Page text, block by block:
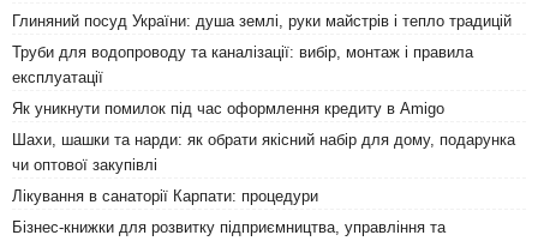
Глиняний посуд України: душа землі, руки майстрів і тепло традицій
Труби для водопроводу та каналізації: вибір, монтаж і правила
експлуатації
Як уникнути помилок під час оформлення кредиту в Amigo
Шахи, шашки та нарди: як обрати якісний набір для дому, подарунка
чи оптової закупівлі
Лікування в санаторії Карпати: процедури
Бізнес-книжки для розвитку підприємництва, управління та